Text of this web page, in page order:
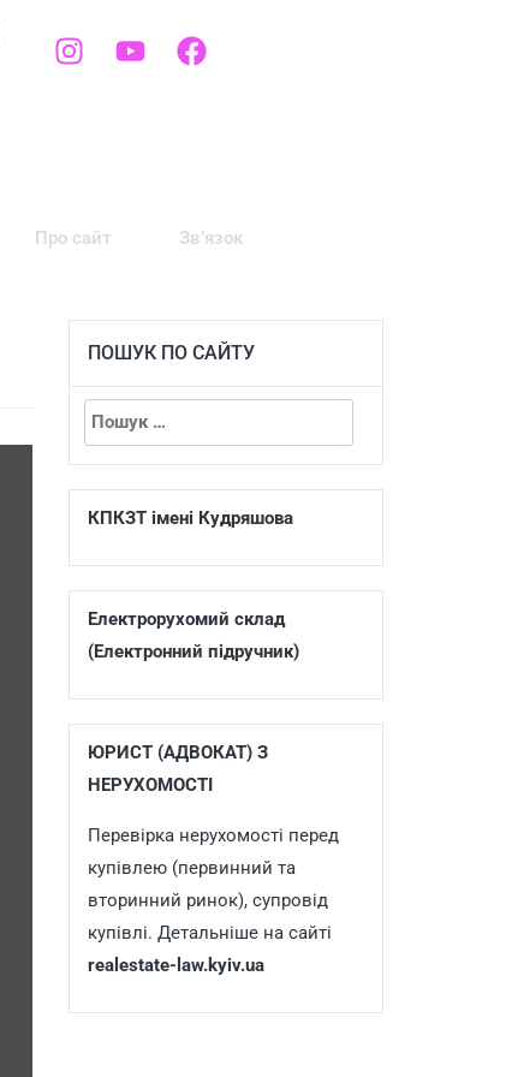
Про сайт Зв’язок
ПОШУК ПО САЙТУ
КПКЗТ імені Кудряшова
Електрорухомий склад
(Електронний підручник)
ЮРИСТ (АДВОКАТ) З
НЕРУХОМОСТІ
Перевірка нерухомості перед
купівлею (первинний та
вторинний ринок), супровід
купівлі. Детальніше на сайті
realestate-law.kyiv.ua